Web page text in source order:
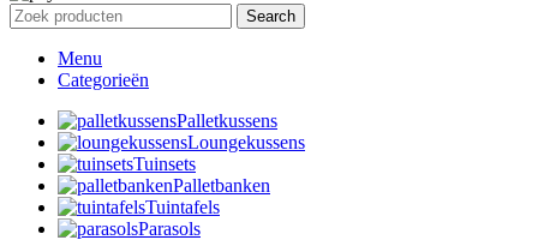
Search
Menu
Categorieën
Palletkussens
Loungekussens
Tuinsets
Palletbanken
Tuintafels
Parasols